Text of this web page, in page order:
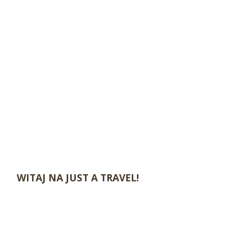
WITAJ NA JUST A TRAVEL!